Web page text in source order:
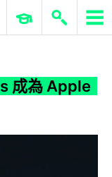
ERP 與商業 AI
成為 Apple